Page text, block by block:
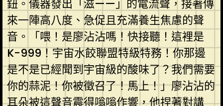
鈕。儀器發出「滋——」的電流聲，接著傳
來一陣高八度、急促且充滿養生焦慮的聲
音。「喂！是廖沾沾嗎！快接聽！這裡是
K-999！宇宙水餃聯盟特級特務！你那邊
是不是已經聞到宇宙級的酸味了？我們需要
你的蒜泥！你被徵召了！馬上！」廖沾沾的
耳朵被這聲音震得嗡嗡作響，他捏著對講